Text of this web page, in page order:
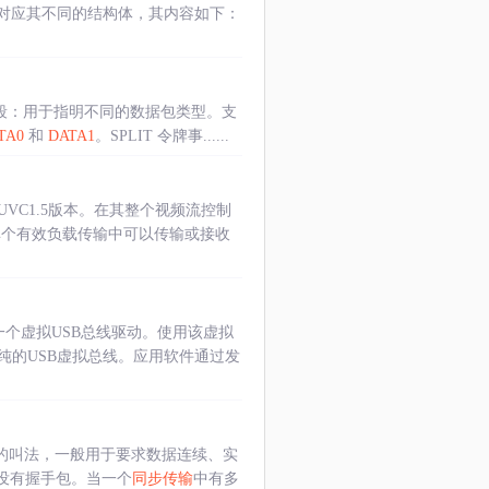
其不同的结构体，其内容如下：
：用于指明不同的数据包类型。支
和 DATA1。SPLIT 令牌事......
版本。在其整个视频流控制
有效负载传输中可以传输或接收
虚拟USB总线驱动。使用该虚拟
的USB虚拟总线。应用软件通过发
叫法，一般用于要求数据连续、实
有握手包。当一个 同步传输中有多